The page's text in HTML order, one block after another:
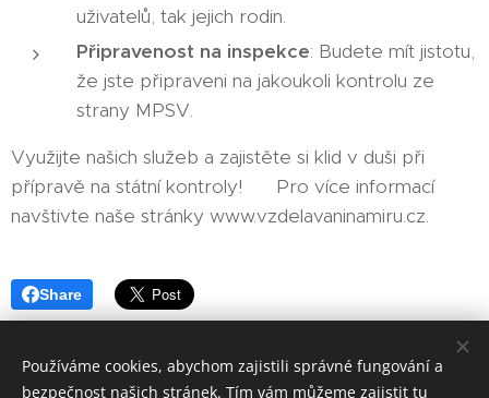
uživatelů, tak jejich rodin.
Připravenost na inspekce: Budete mít jistotu,
že jste připraveni na jakoukoli kontrolu ze
strany MPSV.
Využijte našich služeb a zajistěte si klid v duši při
přípravě na státní kontroly! 🌟 Pro více informací
navštivte naše stránky www.vzdelavaninamiru.cz.
Share
Používáme cookies, abychom zajistili správné fungování a
bezpečnost našich stránek. Tím vám můžeme zajistit tu